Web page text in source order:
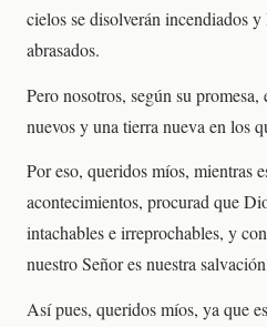
cielos se disolverán incendiados
abrasados.
Pero nosotros, según su promesa,
nuevos y una tierra nueva en los
Por eso, queridos míos, mientras
acontecimientos, procurad que
intachables e irreprochables, y
nuestro Señor es nuestra
Así pues, queridos míos, ya que